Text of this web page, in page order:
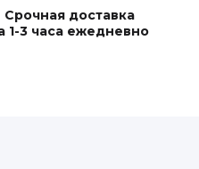
Срочная доставка
1-3 часа ежедневно